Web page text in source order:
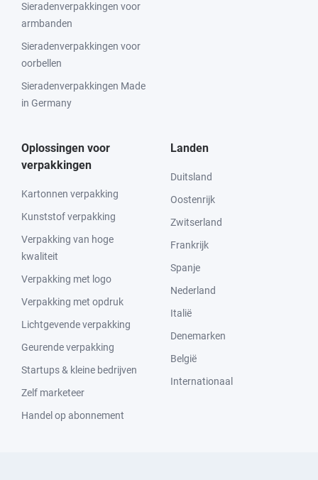
Sieradenverpakkingen voor
armbanden
Sieradenverpakkingen voor
oorbellen
Sieradenverpakkingen Made
in Germany
Oplossingen voor
verpakkingen
Kartonnen verpakking
Kunststof verpakking
Verpakking van hoge
kwaliteit
Verpakking met logo
Verpakking met opdruk
Lichtgevende verpakking
Geurende verpakking
Startups & kleine bedrijven
Zelf marketeer
Handel op abonnement
Landen
Duitsland
Oostenrijk
Zwitserland
Frankrijk
Spanje
Nederland
Italië
Denemarken
België
Internationaal